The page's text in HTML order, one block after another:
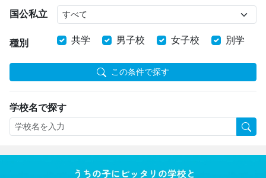
国公私立
種別 共学 男子校 女子校 別学
この条件で探す
学校名で探す